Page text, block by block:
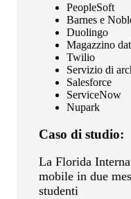
PeopleSoft
Barnes e
Duolingo
Magazzino
Twilio
Servizio di
Salesforce
ServiceNow
Nupark
Caso di studio:
La Florida
mobile in due
studenti